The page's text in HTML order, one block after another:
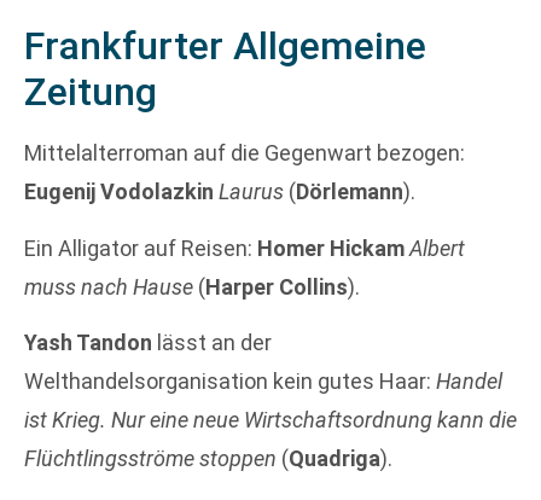
Frankfurter Allgemeine
Zeitung
Mittelalterroman auf die Gegenwart bezogen:
Eugenij Vodolazkin Laurus (Dörlemann).
Ein Alligator auf Reisen: Homer HickamAlbert
muss nach Hause (Harper Collins).
Yash Tandon lässt an der
Welthandelsorganisation kein gutes Haar: Handel
ist Krieg. Nur eine neue Wirtschaftsordnung kann die
Flüchtlingsströme stoppen (Quadriga).